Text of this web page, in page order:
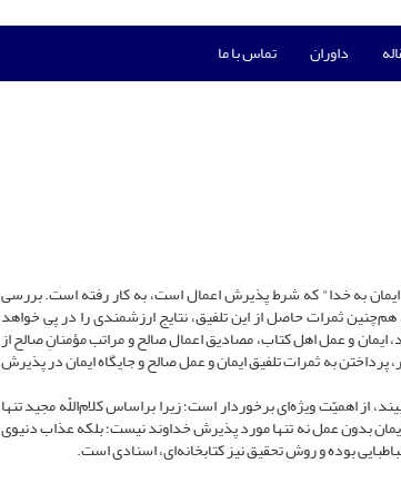
داوران تماس با ما
به خدا" که شرط پذیرش اعمال است، به کار رفته است. بررسی
ثمرات حاصل از این تلفیق، نتایج ارزشمندی را در پی خواهد
ایمان و عمل اهل کتاب، مصادیق اعمال صالح و مراتب مؤمنانِ صالح از
به ثمرات تلفیق ایمان و عمل صالح و جایگاه ایمان در پذیرش
اهمیّت ویژه‌ای برخوردار است؛ زیرا براساس کلام‌اللّه مجید تنها
بدون عمل نه تنها مورد پذیرش خداوند نیست؛ بلکه عذاب دنیوی
بوده و روش تحقیق نیز کتابخانه‌ای، اسنادی است.